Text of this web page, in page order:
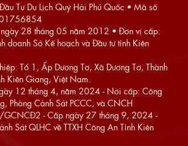
Tư Du Lịch Quý Hải Phú Quốc • Mã số
28 tháng 05 năm 2012 • Đơn vị cấp:
doanh Sở Kế hoạch và Đầu tư tỉnh Kiên
Tổ 1, Ấp Dương Tơ, Xã Dương Tơ, Thành
Kiên Giang, Việt Nam.
12 tháng 4, năm 2024 - Nơi cấp: Công
Phòng Cảnh Sát PCCC, và CNCH
GCNCĐ2 - Cấp ngày 27 tháng 9, 2024 -
Sát QLHC về TTXH Công An Tỉnh Kiên